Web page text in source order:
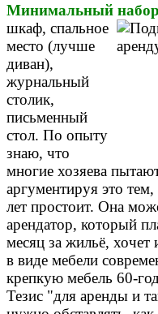
Минимальный
шкаф, спальное
место (лучше
диван),
журнальный
столик,
письменный
стол. По опыту
знаю, что
многие хозяева
аргументируя это
лет простоит. Она
арендатор, который
месяц за жильё, хочет
в виде мебели
крепкую мебель 60-
Тезис "для аренды и